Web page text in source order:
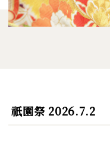
祇園祭 2026.7.2